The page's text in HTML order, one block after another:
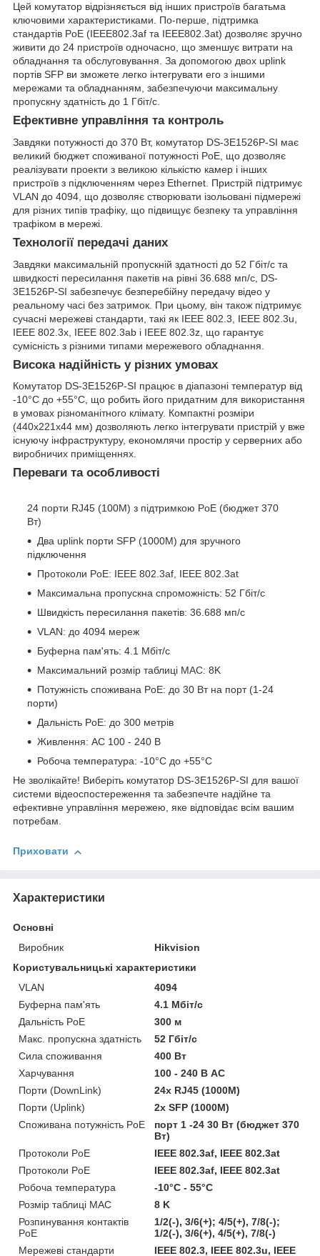
Цей комутатор відрізняється від інших пристроїв багатьма
ключовими характеристиками. По-перше, підтримка
стандартів PoE (IEEE802.3af та IEEE802.3at) дозволяє зручно
живити до 24 пристроїв одночасно, що зменшує витрати на
обладнання та обслуговування. За допомогою двох uplink
портів SFP ви зможете легко інтегрувати его з іншими
мережами та обладнанням, забезпечуючи максимальну
пропускну здатність до 1 Гбіт/с.
Ефективне управління та контроль
Завдяки потужності до 370 Вт, комутатор DS-3E1526P-SI має
великий бюджет споживаної потужності PoE, що дозволяє
реалізувати проекти з великою кількістю камер і інших
пристроїв з підключенням через Ethernet. Пристрій підтримує
VLAN до 4094, що дозволяє створювати ізольовані підмережі
для різних типів трафіку, що підвищує безпеку та управління
трафіком в мережі.
Технології передачі даних
Завдяки максимальній пропускній здатності до 52 Гбіт/с та
швидкості пересилання пакетів на рівні 36.688 мп/с, DS-
3E1526P-SI забезпечує безперебійну передачу відео у
реальному часі без затримок. При цьому, він також підтримує
сучасні мережеві стандарти, такі як IEEE 802.3, IEEE 802.3u,
IEEE 802.3x, IEEE 802.3ab і IEEE 802.3z, що гарантує
сумісність з різними типами мережевого обладнання.
Висока надійність у різних умовах
Комутатор DS-3E1526P-SI працює в діапазоні температур від
-10°C до +55°C, що робить його придатним для використання
в умовах різноманітного клімату. Компактні розміри
(440x221x44 мм) дозволяють легко інтегрувати пристрій у вже
існуючу інфраструктуру, економлячи простір у серверних або
виробничих приміщеннях.
Переваги та особливості
24 порти RJ45 (100M) з підтримкою PoE (бюджет 370
Вт)
Два uplink порти SFP (1000M) для зручного
підключення
Протоколи PoE: IEEE 802.3af, IEEE 802.3at
Максимальна пропускна спроможність: 52 Гбіт/с
Швидкість пересилання пакетів: 36.688 мп/с
VLAN: до 4094 мереж
Буферна пам'ять: 4.1 Мбіт/с
Максимальний розмір таблиці MAC: 8K
Потужність споживана PoE: до 30 Вт на порт (1-24
порти)
Дальність PoE: до 300 метрів
Живлення: AC 100 - 240 В
Робоча температура: -10°C до +55°C
Не зволікайте! Виберіть комутатор DS-3E1526P-SI для вашої
системи відеоспостереження та забезпечте надійне та
ефективне управління мережею, яке відповідає всім вашим
потребам.
Приховати
Характеристики
Основні
Виробник
Hikvision
Користувальницькі характеристики
VLAN
4094
Буферна пам'ять
4.1 Мбіт/с
Дальність PoE
300 м
Макс. пропускна здатність
52 Гбіт/с
Сила споживання
400 Вт
Харчування
100 - 240 В AC
Порти (DownLink)
24x RJ45 (1000M)
Порти (Uplink)
2x SFP (1000M)
Споживана потужність PoE
порт 1 -24 30 Вт (бюджет 370
Вт)
Протоколи PoE
IEEE 802.3af, IEEE 802.3at
Протоколи PoE
IEEE 802.3af, IEEE 802.3at
Робоча температура
-10°C - 55°C
Розмір таблиці MAC
8 K
Розпинування контактів
PoE
1/2(-), 3/6(+); 4/5(+), 7/8(-);
1/2(-), 3/6(+), 4/5(+), 7/8(-)
Мережеві стандарти
IEEE 802.3, IEEE 802.3u, IEEE